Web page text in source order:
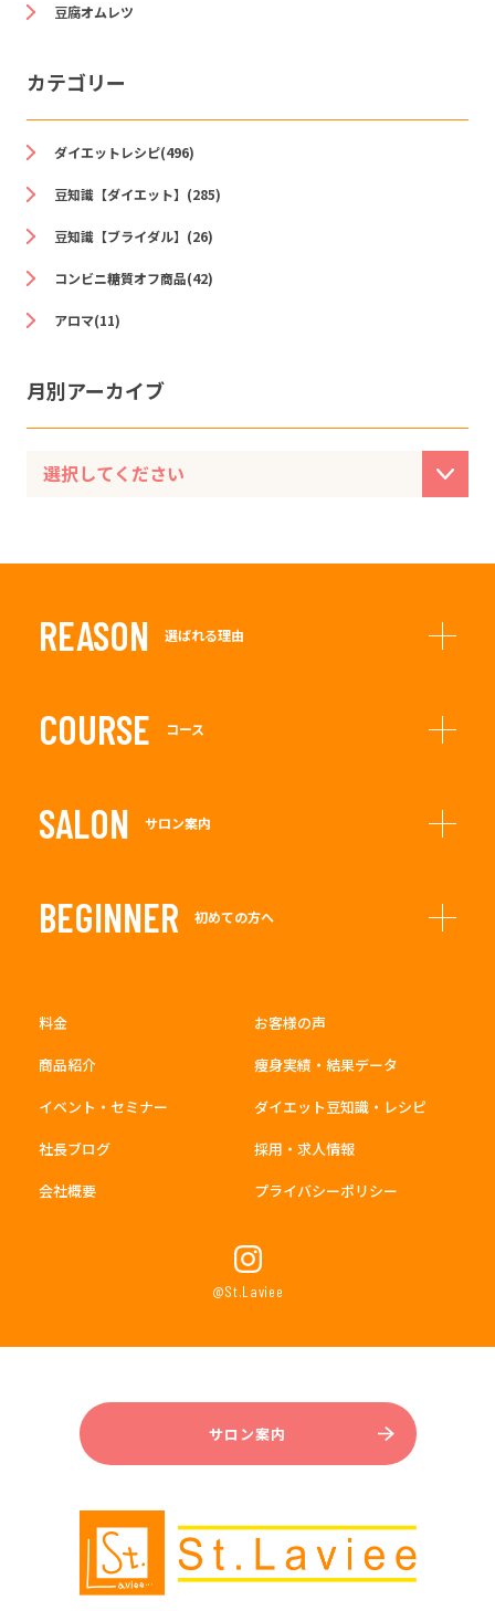
豆腐オムレツ
カテゴリー
ダイエットレシピ(496)
豆知識【ダイエット】(285)
豆知識【ブライダル】(26)
コンビニ糖質オフ商品(42)
アロマ(11)
月別アーカイブ
REASON 選ばれる理由
COURSE コース
SALON サロン案内
BEGINNER 初めての方へ
料金
お客様の声
商品紹介
痩身実績・結果データ
イベント・セミナー
ダイエット豆知識・レシピ
社長ブログ
採用・求人情報
会社概要
プライバシーポリシー
@St.Laviee
サロン案内